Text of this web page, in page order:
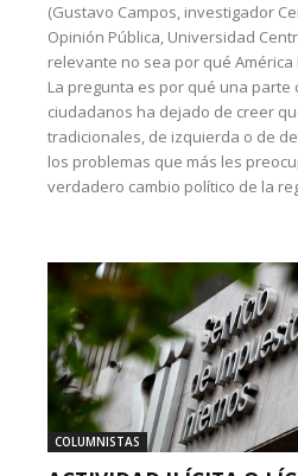
(Gustavo Campos, investigador
Opinión Pública, Universidad
relevante no sea por qué América
La pregunta es por qué una parte
ciudadanos ha dejado de creer
tradicionales, de izquierda o de
los problemas que más les
verdadero cambio político de la
COLUMNISTAS